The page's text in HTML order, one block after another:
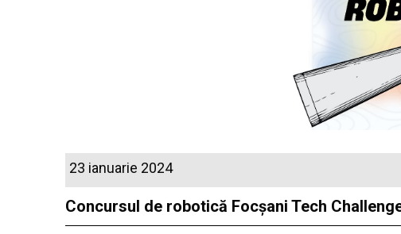
23 ianuarie 2024
Concursul de robotică Focșani Tech